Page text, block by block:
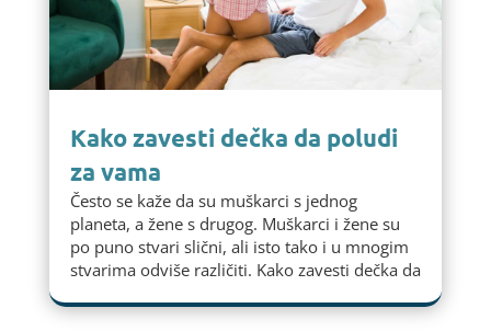
Kako zavesti dečka da poludi
za vama
Često se kaže da su muškarci s jednog
planeta, a žene s drugog. Muškarci i žene su
po puno stvari slični, ali isto tako i u mnogim
stvarima odviše različiti. Kako zavesti dečka da